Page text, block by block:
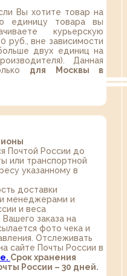
Вы хотите товар на
единицу товара вы
курьерскую
руб., вне зависимости
двух единиц на
Данная
для Москвы в
Почтой России до
или транспортной
указанному в
доставки
менеджерами и
и веса
заказа на
фото чека и
Отслеживать
сайте Почты России в
Срок хранения
России – 30 дней.